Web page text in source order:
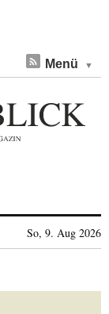
Menü
So, 9. Aug 2026